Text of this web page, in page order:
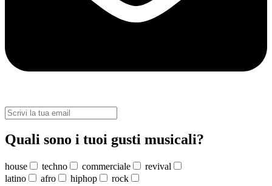
Quali sono i tuoi gusti musicali?
house techno commerciale
revival
latino
afro hiphop rock